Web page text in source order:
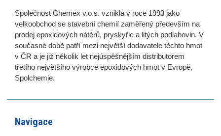
Společnost Chemex v.o.s. vznikla v roce 1993 jako
velkoobchod se stavební chemií zaměřený především na
prodej epoxidových nátěrů, pryskyřic a litých podlahovin. V
současné době patří mezi největší dodavatele těchto hmot
v ČR a je již několik let nejúspěšnějším distributorem
třetího největšího výrobce epoxidových hmot v Evropě,
Spolchemie.
Navigace